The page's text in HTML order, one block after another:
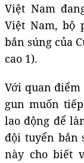
Việt Nam
Việt Nam, bộ
bắn súng của
cao 1).
Với quan điểm
gun muốn
lao động để
đội tuyển bắn
này cho biết